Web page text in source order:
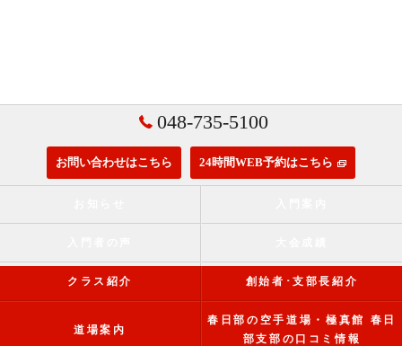
048-735-5100
お問い合わせはこちら 24時間WEB予約はこちら
クラス紹介 創始者･支部長紹介
道場案内
春日部の空手道場・極真館 春日
部支部の口コミ情報